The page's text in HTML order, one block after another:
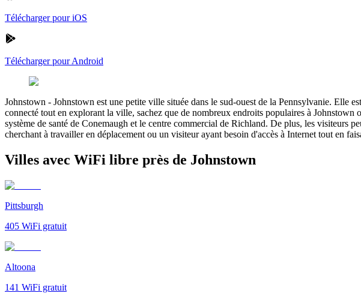
Télécharger pour iOS
Télécharger pour Android
Johnstown - Johnstown est une petite ville située dans le sud-ouest de la Pennsylvanie. Elle
connecté tout en explorant la ville, sachez que de nombreux endroits populaires à
système de santé de Conemaugh et le centre commercial de Richland. De plus, les visiteurs
cherchant à travailler en déplacement ou un visiteur ayant besoin d'accès à Internet tout en
Villes avec WiFi libre près de Johnstown
Pittsburgh
405 WiFi gratuit
Altoona
141 WiFi gratuit